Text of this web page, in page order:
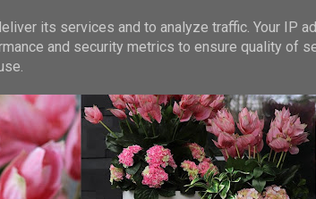
its services and to analyze traffic. Your IP
and security metrics to ensure quality of